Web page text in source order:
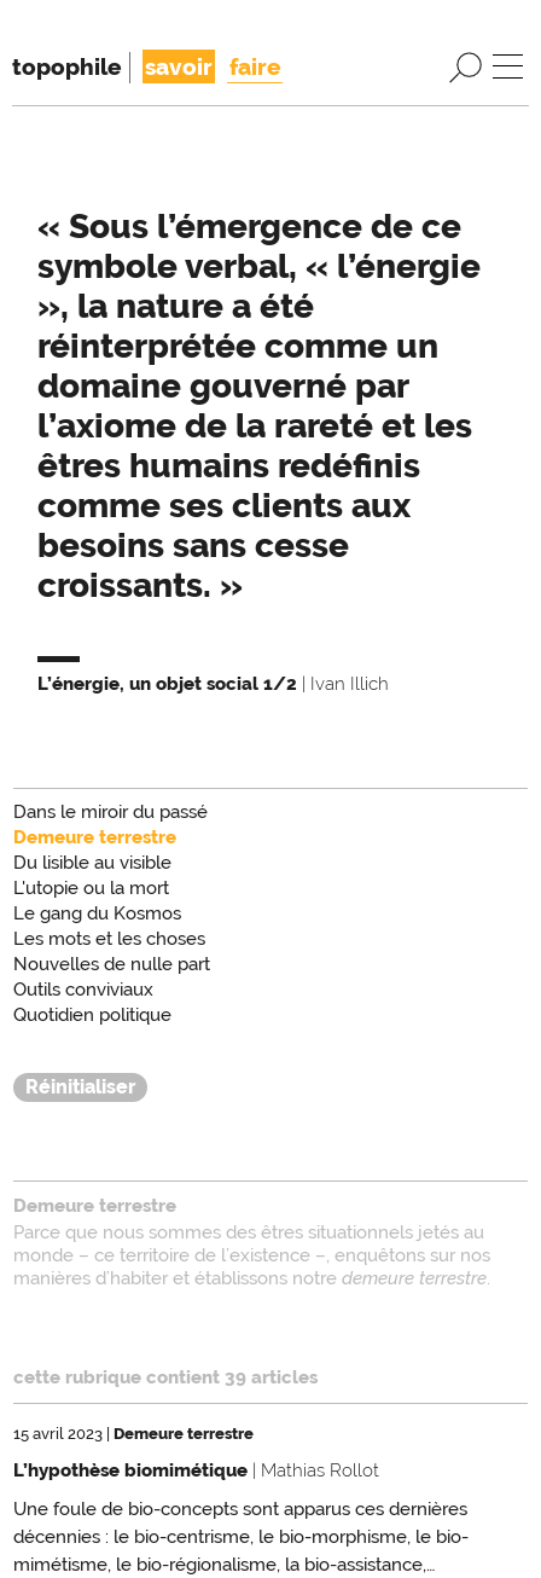
topophile savoir faire
« Sous l’émergence de ce
symbole verbal, « l’énergie
», la nature a été
réinterprétée comme un
domaine gouverné par
l’axiome de la rareté et les
êtres humains redéfinis
comme ses clients aux
besoins sans cesse
croissants. »
L’énergie, un objet social 1/2 | Ivan Illich
Dans le miroir du passé
Demeure terrestre
Du lisible au visible
L'utopie ou la mort
Le gang du Kosmos
Les mots et les choses
Nouvelles de nulle part
Outils conviviaux
Quotidien politique
Demeure terrestre
Parce que nous sommes des êtres situationnels jetés au
monde – ce territoire de l’existence –, enquêtons sur nos
manières d’habiter et établissons notre demeure terrestre.
cette rubrique contient 39 articles
15 avril 2023 Demeure terrestre
L’hypothèse biomimétique | Mathias Rollot
Une foule de bio-concepts sont apparus ces dernières
décennies : le bio-centrisme, le bio-morphisme, le bio-
mimétisme, le bio-régionalisme, la bio-assistance,…